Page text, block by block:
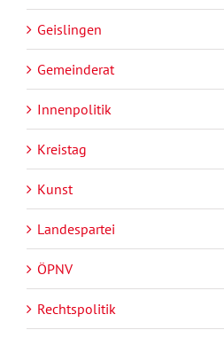
Geislingen
Gemeinderat
Innenpolitik
Kreistag
Kunst
Landespartei
ÖPNV
Rechtspolitik